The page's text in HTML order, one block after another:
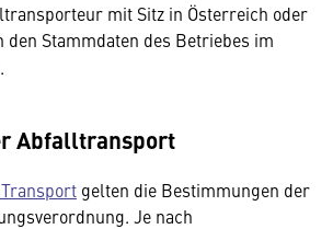
mit Sitz in Österreich oder
den Stammdaten des Betriebes im
.
Abfalltransport
gelten die Bestimmungen der
Je nach